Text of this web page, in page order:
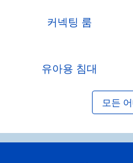
커넥팅 룸
유아용 침대
모든